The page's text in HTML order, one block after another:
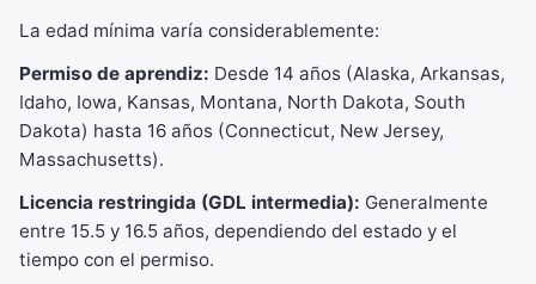
La edad mínima varía considerablemente:
Permiso de aprendiz: Desde 14 años (Alaska, Arkansas,
Idaho, Iowa, Kansas, Montana, North Dakota, South
Dakota) hasta 16 años (Connecticut, New Jersey,
Massachusetts).
Licencia restringida (GDL intermedia): Generalmente
entre 15.5 y 16.5 años, dependiendo del estado y el
tiempo con el permiso.